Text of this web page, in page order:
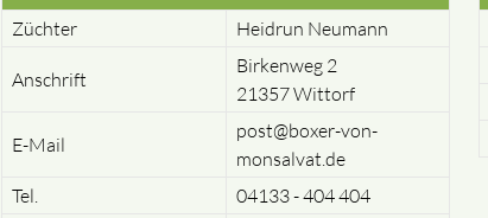
Züchter
Heidrun Neumann
Anschrift
Birkenweg 2
21357 Wittorf
E-Mail
post@boxer-von-
monsalvat.de
Tel.
04133 - 404 404